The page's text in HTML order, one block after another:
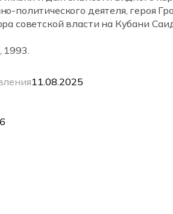
политического деятеля, героя
советской власти на Кубани
1993.
11.08.2025